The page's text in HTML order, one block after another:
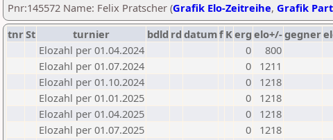
Pnr:145572 Name: Felix Pratscher (Grafik Elo-Zeitreihe, Grafik
tnrSt turnier bdld rd datumf Kerg elo+/-gegner
Elozahl per 01.04.2024
0
800
Elozahl per 01.07.2024
0
1211
Elozahl per 01.10.2024
0
1218
Elozahl per 01.01.2025
0
1218
Elozahl per 01.04.2025
0
1218
Elozahl per 01.07.2025
0
1218